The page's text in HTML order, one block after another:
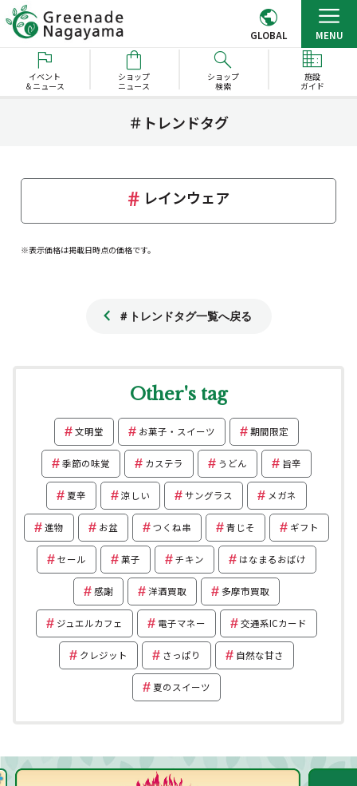
GLOBAL MENU
イベント
＆ニュース
ショップ
ニュース
ショップ
検索
施設
ガイド
＃トレンドタグ
レインウェア
※表示価格は掲載日時点の価格です。
＃トレンドタグ一覧へ戻る
Other's tag
文明堂 お菓子・スイーツ 期間限定
季節の味覚 カステラ うどん 旨辛
夏辛 涼しい サングラス メガネ
進物 お盆 つくね串 青じそ ギフト
セール 菓子 チキン はなまるおばけ
感謝 洋酒買取 多摩市買取
ジュエルカフェ 電子マネー 交通系ICカード
クレジット さっぱり 自然な甘さ
夏のスイーツ